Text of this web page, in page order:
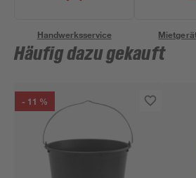
Handwerksservice
Häufig dazu gekauft
- 11 %